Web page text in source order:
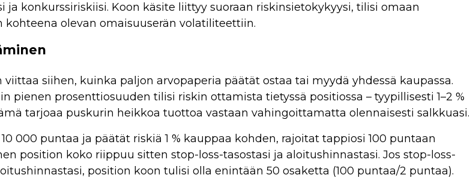
ja konkurssiriskiisi. Koon käsite liittyy suoraan riskinsietokykyysi, tilisi omaan
olevan omaisuuserän volatiliteettiin.
siihen, kuinka paljon arvopaperia päätät ostaa tai myydä yhdessä kaupassa.
pienen prosenttiosuuden tilisi riskin ottamista tietyssä positiossa – tyypillisesti 1–2 %
tarjoaa puskurin heikkoa tuottoa vastaan ​​vahingoittamatta olennaisesti salkkuasi.
000 puntaa ja päätät riskiä 1 % kauppaa kohden, rajoitat tappiosi 100 puntaan
position koko riippuu sitten stop-loss-tasostasi ja aloitushinnastasi. Jos stop-loss-
position koon tulisi olla enintään 50 osaketta (100 puntaa/2 puntaa).